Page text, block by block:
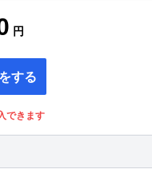
円
する
できます